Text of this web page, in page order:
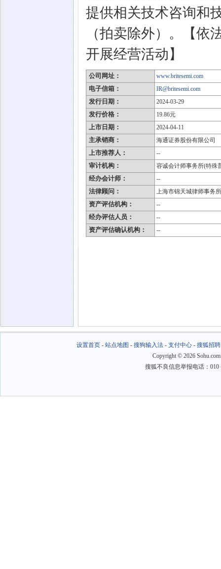
提供相关技术咨询和
（拍卖除外）。【依
开展经营活动】
公司网址： www.britesemi.com
电子信箱： IR@britesemi.com
发行日期： 2024-03-29
发行价格： 19.86元
上市日期： 2024-04-11
主承销商： 海通证券股份有限公司
上市推荐人： --
审计机构： 容诚会计师事务所(特殊
经办会计师： --
法律顾问： 上海市锦天城律师事务所
资产评估机构： --
经办评估人员： --
资产评估确认机构： --
设置首页- 站点地图 - 搜狗输入法- 支付中心- 搜狐招聘
Copyright © 2026
搜狐不良信息举报电话：010